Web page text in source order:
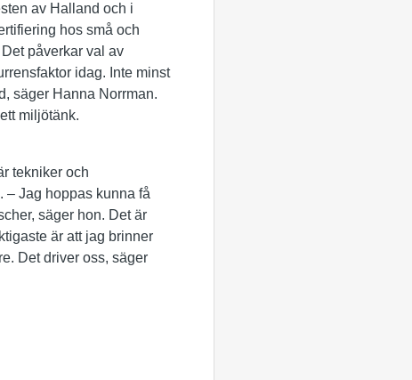
av Halland och i
hos små och
påverkar val av
idag. Inte minst
säger Hanna Norrman.
miljötänk.
tekniker och
– Jag hoppas kunna få
säger hon. Det är
är att jag brinner
Det driver oss, säger